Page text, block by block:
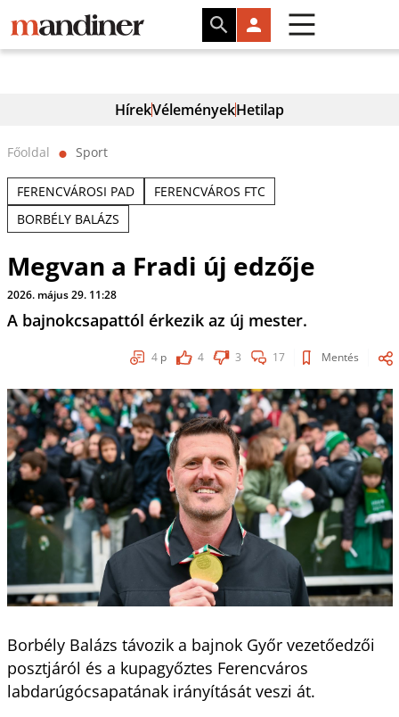
HírekVéleményekHetilap
Főoldal ⬤ Sport
FERENCVÁROSI PAD
FERENCVÁROS FTC
BORBÉLY BALÁZS
Megvan a Fradi új edzője
2026. május 29. 11:28
A bajnokcsapattól érkezik az új mester.
4 p 4 3 17 Mentés
Borbély Balázs távozik a bajnok Győr vezetőedzői
posztjáról és a kupagyőztes Ferencváros
labdarúgócsapatának irányítását veszi át.